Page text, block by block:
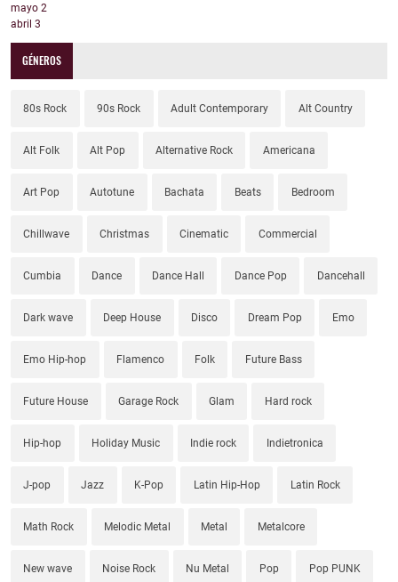
mayo 2
abril 3
GÉNEROS
80s Rock 90s Rock Adult Contemporary Alt Country
Alt Folk Alt Pop Alternative Rock Americana
Art Pop Autotune Bachata Beats Bedroom
Chillwave Christmas Cinematic Commercial
Cumbia Dance Dance Hall Dance Pop Dancehall
Dark wave Deep House Disco Dream Pop Emo
Emo Hip-hop Flamenco Folk Future Bass
Future House Garage Rock Glam Hard rock
Hip-hop Holiday Music Indie rock Indietronica
J-pop Jazz K-Pop Latin Hip-Hop Latin Rock
Math Rock Melodic Metal Metal Metalcore
New wave Noise Rock Nu Metal Pop Pop PUNK